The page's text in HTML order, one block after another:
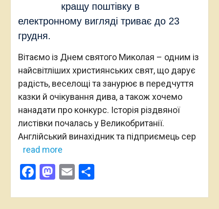
кращу поштівку в
електронному вигляді триває до 23
грудня.
Вітаємо із Днем святого Миколая – одним із
найсвітліших християнських свят, що дарує
радість, веселощі та занурює в передчуття
казки й очікування дива, а також хочемо
нанадати про конкурс. Історія різдвяної
листівки почалась у Великобританії.
Англійський винахідник та підприємець сер
read more
Facebook
Mastodon
EmailПоділитися